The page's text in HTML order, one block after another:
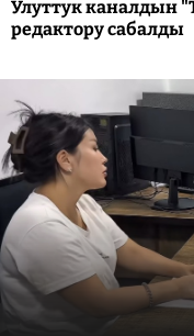
Улуттук каналдын
редактору сабалды